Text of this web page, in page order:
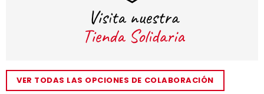
VER TODAS LAS OPCIONES DE COLABORACIÓN